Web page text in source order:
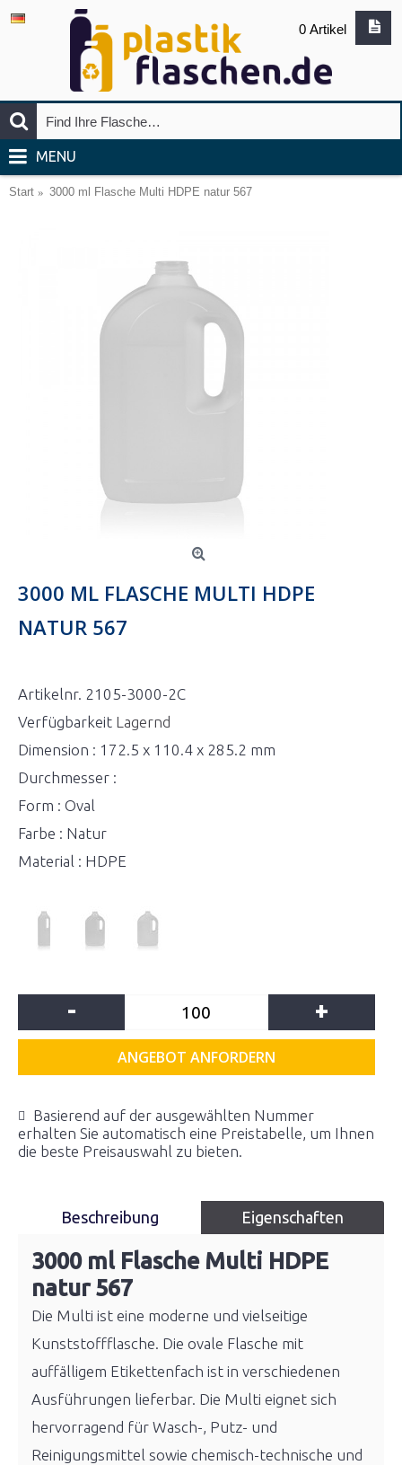
0 Artikel
MENU
Start 3000 ml Flasche Multi HDPE natur 567
3000 ML FLASCHE MULTI HDPE
NATUR 567
Artikelnr. 2105-3000-2C
Verfügbarkeit Lagernd
Dimension : 172.5 x 110.4 x 285.2 mm
Durchmesser :
Form : Oval
Farbe : Natur
Material : HDPE
- +
ANGEBOT ANFORDERN
Basierend auf der ausgewählten Nummer
erhalten Sie automatisch eine Preistabelle, um Ihnen
die beste Preisauswahl zu bieten.
Beschreibung Eigenschaften
3000 ml Flasche Multi HDPE
natur 567
Die Multi ist eine moderne und vielseitige
Kunststoffflasche. Die ovale Flasche mit
auffälligem Etikettenfach ist in verschiedenen
Ausführungen lieferbar. Die Multi eignet sich
hervorragend für Wasch-, Putz- und
Reinigungsmittel sowie chemisch-technische und